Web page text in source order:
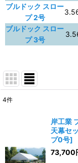
ブルドック スロー
プ 2号
ブルドック スロー
プ 3号
4件
岸工業
天幕セ
プ0号]
73,700